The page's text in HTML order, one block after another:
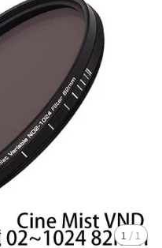
1 / 1